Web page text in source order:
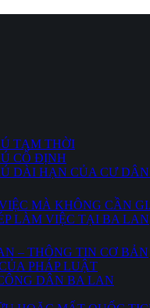
TẠM THỜI
CỐ ĐỊNH
DÀI HẠN CỦA CƯ
MÀ KHÔNG CẦN
LÀM VIỆC TẠI BA LAN
– THÔNG TIN CƠ BẢN
PHÁP LUẬT
DÂN BA LAN